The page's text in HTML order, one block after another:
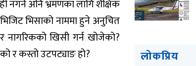
नगर्ने अनि भ्रमणका लागि शैक्षिक
भिसाको नाममा हुने अनुचित
नागरिकको खिसी गर्न खोजेको?
र कस्तो उटपट्याङ हो?
लोकप्रिय